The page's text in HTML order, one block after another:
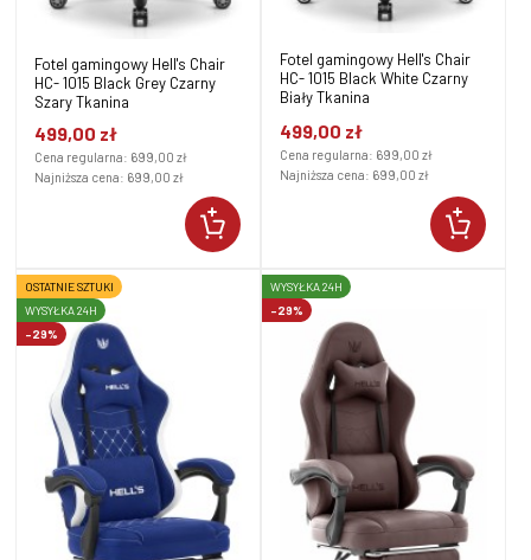
Fotel gamingowy Hell's Chair
HC- 1015 Black Grey Czarny
Szary Tkanina
499,00 zł
Cena regularna: 699,00 zł
Najniższa cena: 699,00 zł
Fotel gamingowy Hell's Chair
HC- 1015 Black White Czarny
Biały Tkanina
499,00 zł
Cena regularna: 699,00 zł
Najniższa cena: 699,00 zł
-29%
OSTATNIE SZTUKI
WYSYŁKA 24H
-29%
WYSYŁKA 24H